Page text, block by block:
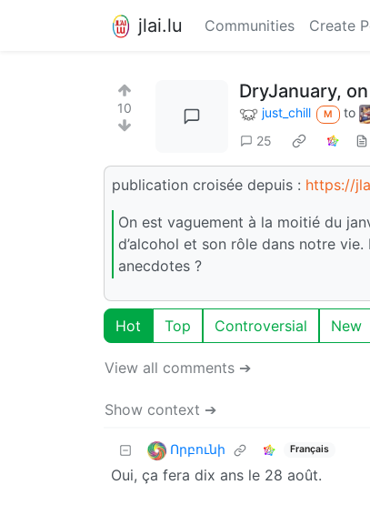
jlai.lu Communities Create
10
DryJanuary,
just_chill M to
25
publication croisée depuis : https://
On est vaguement à la moitié du
d’alcohol et son rôle dans notre
anecdotes ?
Hot Top Controversial New
View all comments ➔
Show context ➔
Որբունի Français
Oui, ça fera dix ans le 28 août.